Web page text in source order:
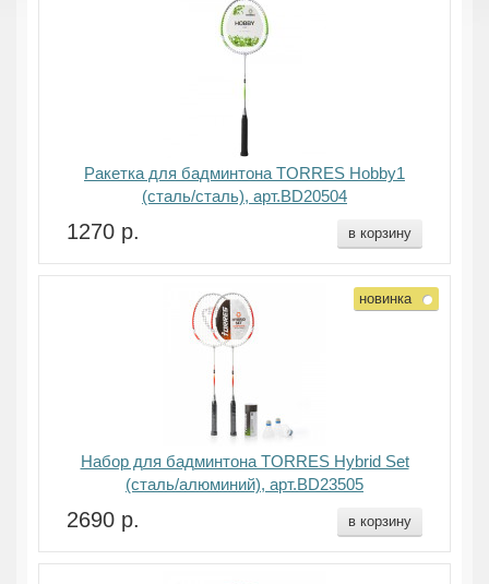
Ракетка для бадминтона TORRES Hobby1
(сталь/сталь), арт.BD20504
1270 р. в корзину
новинка
Набор для бадминтона TORRES Hybrid Set
(сталь/алюминий), арт.BD23505
2690 р. в корзину